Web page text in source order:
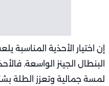
إن اختيار الأحذية المناسبة
البنطال الجينز الواسعة.
لمسة جمالية وتعزز الطلة